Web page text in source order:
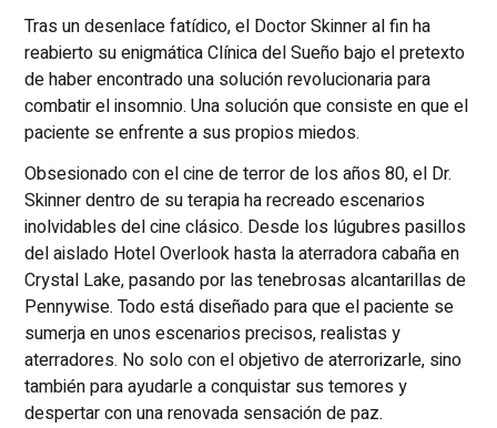
Tras un desenlace fatídico, el Doctor Skinner al fin ha
reabierto su enigmática Clínica del Sueño bajo el pretexto
de haber encontrado una solución revolucionaria para
combatir el insomnio. Una solución que consiste en que el
paciente se enfrente a sus propios miedos.
Obsesionado con el cine de terror de los años 80, el Dr.
Skinner dentro de su terapia ha recreado escenarios
inolvidables del cine clásico. Desde los lúgubres pasillos
del aislado Hotel Overlook hasta la aterradora cabaña en
Crystal Lake, pasando por las tenebrosas alcantarillas de
Pennywise. Todo está diseñado para que el paciente se
sumerja en unos escenarios precisos, realistas y
aterradores. No solo con el objetivo de aterrorizarle, sino
también para ayudarle a conquistar sus temores y
despertar con una renovada sensación de paz.